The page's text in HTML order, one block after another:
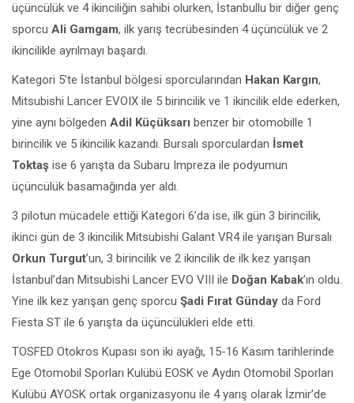
üçüncülük ve 4 ikinciliğin sahibi olurken, İstanbullu bir diğer genç
sporcu Ali Gamgam, ilk yarış tecrübesinden 4 üçüncülük ve 2
ikincilikle ayrılmayı başardı.
Kategori 5’te İstanbul bölgesi sporcularından Hakan Kargın,
Mitsubishi Lancer EVOIX ile 5 birincilik ve 1 ikincilik elde ederken,
yine aynı bölgeden Adil Küçüksarı benzer bir otomobille 1
birincilik ve 5 ikincilik kazandı. Bursalı sporculardan İsmet
Toktaş ise 6 yarışta da Subaru Impreza ile podyumun
üçüncülük basamağında yer aldı.
3 pilotun mücadele ettiği Kategori 6’da ise, ilk gün 3 birincilik,
ikinci gün de 3 ikincilik Mitsubishi Galant VR4 ile yarışan Bursalı
Orkun Turgut’un, 3 birincilik ve 2 ikincilik de ilk kez yarışan
İstanbul’dan Mitsubishi Lancer EVO VIII ile Doğan Kabak’ın oldu.
Yine ilk kez yarışan genç sporcu Şadi Fırat Günday da Ford
Fiesta ST ile 6 yarışta da üçüncülükleri elde etti.
TOSFED Otokros Kupası son iki ayağı, 15-16 Kasım tarihlerinde
Ege Otomobil Sporları Kulübü EOSK ve Aydın Otomobil Sporları
Kulübü AYOSK ortak organizasyonu ile 4 yarış olarak İzmir’de